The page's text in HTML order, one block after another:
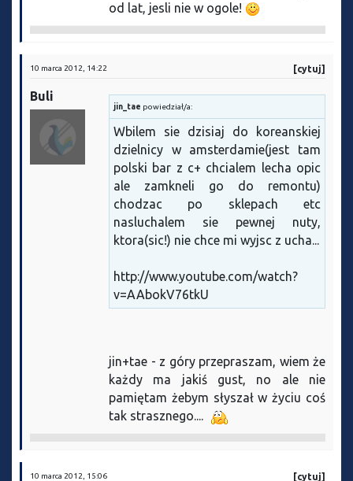
od lat, jesli nie w ogole!
10 marca 2012, 14:22 [cytuj]
Buli
jin_tae powiedział/a:
Wbilem sie dzisiaj do koreanskiej
dzielnicy w amsterdamie(jest tam
polski bar z c+ chcialem lecha opic
ale zamkneli go do remontu)
chodzac po sklepach etc
nasluchalem sie pewnej nuty,
ktora(sic!) nie chce mi wyjsc z ucha...
http://www.youtube.com/watch?
v=AAbokV76tkU
jin+tae - z góry przepraszam, wiem że
każdy ma jakiś gust, no ale nie
pamiętam żebym słyszał w życiu coś
tak strasznego....
10 marca 2012, 15:06 [cytuj]